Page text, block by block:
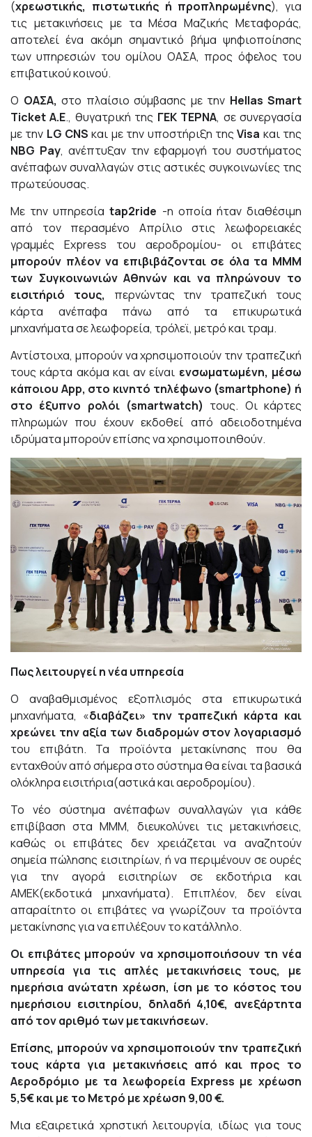
(χρεωστικής, πιστωτικής ή προπληρωμένης), για
τις μετακινήσεις με τα Μέσα Μαζικής Μεταφοράς,
αποτελεί ένα ακόμη σημαντικό βήμα ψηφιοποίησης
των υπηρεσιών του ομίλου ΟΑΣΑ, προς όφελος του
επιβατικού κοινού.
Ο ΟΑΣΑ, στο πλαίσιο σύμβασης με την Hellas Smart
Ticket Α.Ε., θυγατρική της ΓΕΚ ΤΕΡΝΑ, σε συνεργασία
με την LG CNS και με την υποστήριξη τηςVisa και της
NBG Pay, ανέπτυξαν την εφαρμογή του συστήματος
ανέπαφων συναλλαγών στις αστικές συγκοινωνίες της
πρωτεύουσας.
Με την υπηρεσίαtap2ride -η οποία ήταν διαθέσιμη
από τον περασμένο Απρίλιο στις λεωφορειακές
γραμμές Express του αεροδρομίου- οι επιβάτες
μπορούν πλέον να επιβιβάζονται σε όλα τα ΜΜΜ
των Συγκοινωνιών Αθηνών και να πληρώνουν το
εισιτήριό τους, περνώντας την τραπεζική τους
κάρτα ανέπαφα πάνω από τα επικυρωτικά
μηχανήματα σε λεωφορεία, τρόλεϊ, μετρό και τραμ.
Αντίστοιχα, μπορούν να χρησιμοποιούν την τραπεζική
τους κάρτα ακόμα και αν είναι ενσωματωμένη, μέσω
κάποιου App, στο κινητό τηλέφωνο (smartphone) ή
στο έξυπνο ρολόι (smartwatch) τους. Οι κάρτες
πληρωμών που έχουν εκδοθεί από αδειοδοτημένα
ιδρύματα μπορούν επίσης να χρησιμοποιηθούν.
Πως λειτουργεί η νέα υπηρεσία
Ο αναβαθμισμένος εξοπλισμός στα επικυρωτικά
μηχανήματα, «διαβάζει» την τραπεζική κάρτα και
χρεώνει την αξία των διαδρομών στον λογαριασμό
του επιβάτη. Τα προϊόντα μετακίνησης που θα
ενταχθούν από σήμερα στο σύστημα θα είναι τα βασικά
ολόκληρα εισιτήρια(αστικά και αεροδρομίου).
Το νέο σύστημα ανέπαφων συναλλαγών για κάθε
επιβίβαση στα ΜΜΜ, διευκολύνει τις μετακινήσεις,
καθώς οι επιβάτες δεν χρειάζεται να αναζητούν
σημεία πώλησης εισιτηρίων, ή να περιμένουν σε ουρές
για την αγορά εισιτηρίων σε εκδοτήρια και
ΑΜΕΚ(εκδοτικά μηχανήματα). Επιπλέον, δεν είναι
απαραίτητο οι επιβάτες να γνωρίζουν τα προϊόντα
μετακίνησης για να επιλέξουν το κατάλληλο.
Οι επιβάτες μπορούν να χρησιμοποιήσουν τη νέα
υπηρεσία για τις απλές μετακινήσεις τους, με
ημερήσια ανώτατη χρέωση, ίση με το κόστος του
ημερήσιου εισιτηρίου, δηλαδή 4,10€, ανεξάρτητα
από τον αριθμό των μετακινήσεων.
Επίσης, μπορούν να χρησιμοποιούν την τραπεζική
τους κάρτα για μετακινήσεις από και προς το
Αεροδρόμιο με τα λεωφορεία Express με χρέωση
5,5€ και με το Μετρό με χρέωση 9,00 €.
Μια εξαιρετικά χρηστική λειτουργία, ιδίως για τους